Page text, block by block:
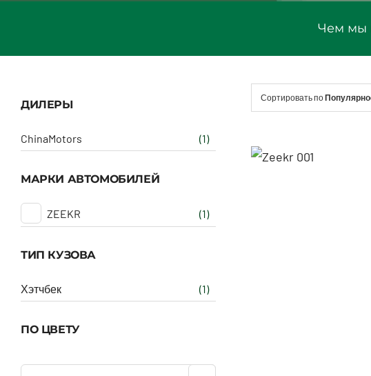
Чем мы
ДИЛЕРЫ
ChinaMotors (1)
МАРКИ АВТОМОБИЛЕЙ
ZEEKR (1)
ТИП КУЗОВА
Хэтчбек (1)
ПО ЦВЕТУ
Сортировать по